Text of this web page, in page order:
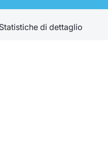
Statistiche di dettaglio